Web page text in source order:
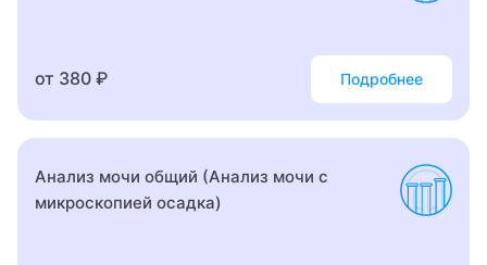
от 380 ₽ Подробнее
Анализ мочи общий (Анализ мочи с
микроскопией осадка)
Гнатолог